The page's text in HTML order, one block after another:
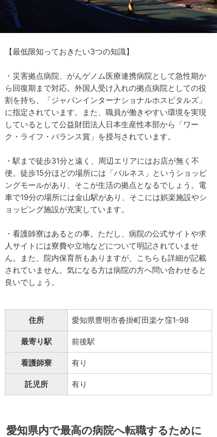
【最低限知っておきたい3つの知識】
・災害拠点病院、がんゲノム医療連携病院として急性期か
ら回復期まで対応。外国人受け入れの拠点病院としての役
割を持ち、「ジャパンインターナショナルホスピタルズ」
に指定されています。また、職員が働きやすい環境を実現
しているとして公益財団法人日本生産性本部から「ワー
ク・ライフ・バランス賞」を授与されています。
・駅まで徒歩31分と遠く、周辺エリアにはお店が無く不
便。徒歩15分ほどの場所には「パルネス」というショッピ
ングモールがあり、そこが生活の拠点となるでしょう。電
車で19分の場所には金山駅があり、そこには娯楽施設やシ
ョッピング施設が充実しています。
・看護師寮はあるとの事。ただし、病院の公式サイトや求
人サイトには寮費や立地などについて明記されていませ
ん。また、院内保育所もありますが、こちらも詳細が記載
されていません。気になる方は病院の方へ問い合わせると
良いでしょう。
住所 愛知県豊明市沓掛町田楽ケ窪1-98
最寄り駅 前後駅
看護師寮 有り
託児所 有り
愛知県内で最高の病院へ転職するために